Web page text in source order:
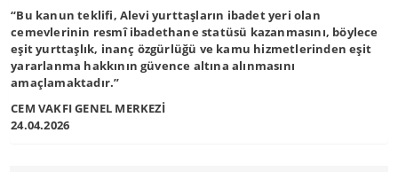
“Bu kanun teklifi, Alevi yurttaşların ibadet yeri olan
cemevlerinin resmî ibadethane statüsü kazanmasını, böylece
eşit yurttaşlık, inanç özgürlüğü ve kamu hizmetlerinden eşit
yararlanma hakkının güvence altına alınmasını
amaçlamaktadır.”
CEM VAKFI GENEL MERKEZİ
24.04.2026